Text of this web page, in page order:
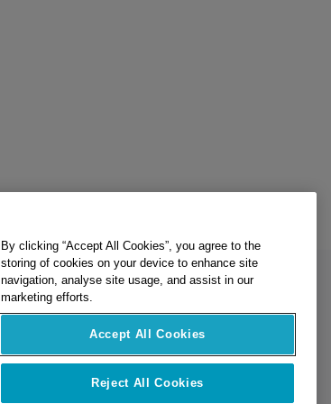
storing of cookies on your device to enhance site
navigation, analyse site usage, and assist in our
marketing efforts.
Accept All Cookies
Reject All Cookies